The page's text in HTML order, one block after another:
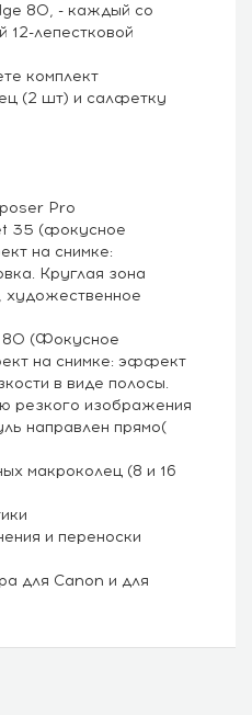
80, - каждый со
12-лепестковой
комплект
(2 шт) и салфетку
Pro
35 (фокусное
на снимке:
Круглая зона
художественное
80 (Фокусное
на снимке: эффект
в виде полосы.
резкого изображения
направлен прямо(
макроколец (8 и 16
и переноски
для Canon и для